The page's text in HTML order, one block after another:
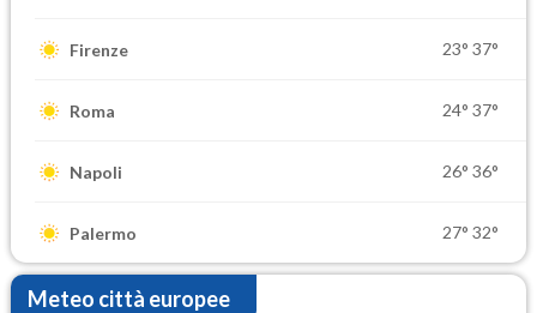
Firenze 23° 37°
Roma 24° 37°
Napoli 26° 36°
Palermo 27° 32°
Meteo città europee